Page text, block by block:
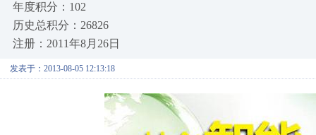
年度积分：102
历史总积分：26826
注册：2011年8月26日
发表于：2013-08-05 12:13:18